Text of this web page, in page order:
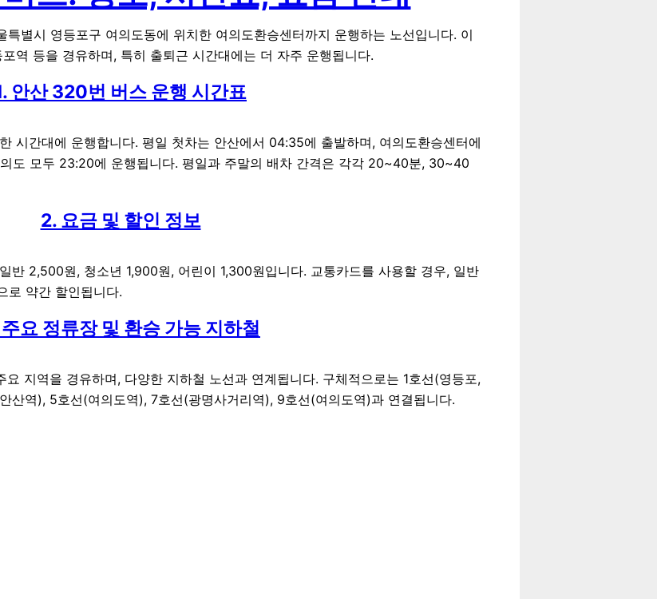
별시 영등포구 여의도동에 위치한 여의도환승센터까지 운행하는 노선입니다. 이
역 등을 경유하며, 특히 출퇴근 시간대에는 더 자주 운행됩니다.
안산 320번 버스 운행 시간표
시간대에 운행합니다. 평일 첫차는 안산에서 04:35에 출발하며, 여의도환승센터에
도 모두 23:20에 운행됩니다. 평일과 주말의 배차 간격은 각각 20~40분, 30~40
2. 요금 및 할인 정보
반 2,500원, 청소년 1,900원, 어린이 1,300원입니다. 교통카드를 사용할 경우, 일반
로 약간 할인됩니다.
요 정류장 및 환승 가능 지하철
지역을 경유하며, 다양한 지하철 노선과 연계됩니다. 구체적으로는 1호선(영등포,
산역), 5호선(여의도역), 7호선(광명사거리역), 9호선(여의도역)과 연결됩니다.